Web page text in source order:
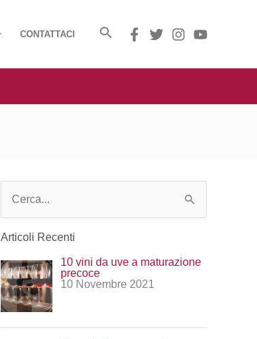
CONTATTACI
c
a
:
Articoli Recenti
10 vini da uve a maturazione
precoce
10 Novembre 2021